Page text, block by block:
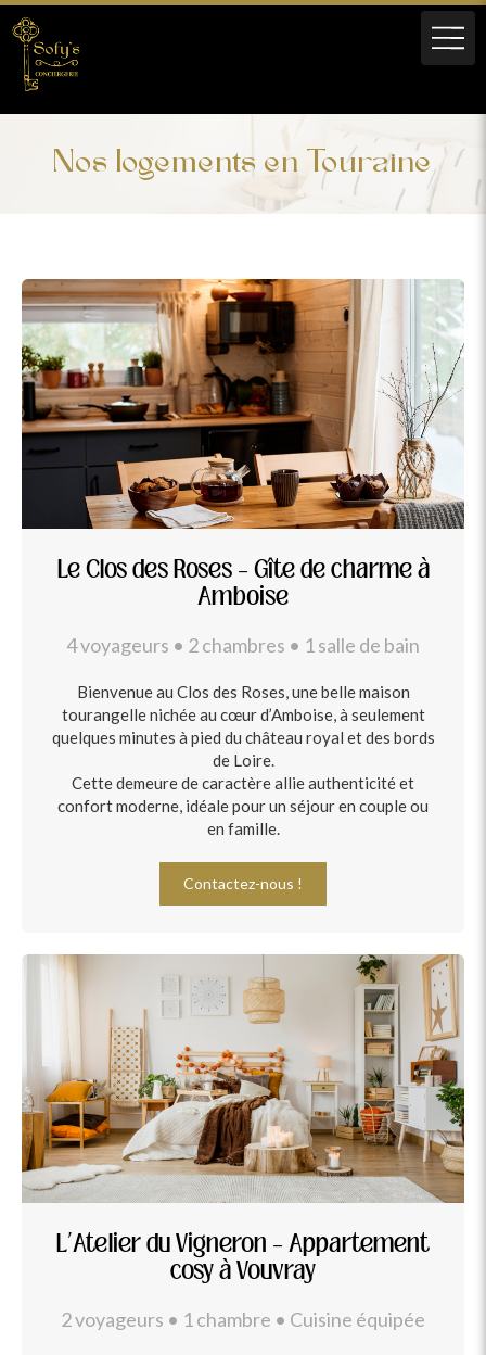
Nos logements en Touraine
Le Clos des Roses – Gîte de charme à
Amboise
4 voyageurs • 2 chambres • 1 salle de bain
Bienvenue au Clos des Roses, une belle maison
tourangelle nichée au cœur d’Amboise, à seulement
quelques minutes à pied du château royal et des bords
de Loire.
Cette demeure de caractère allie authenticité et
confort moderne, idéale pour un séjour en couple ou
en famille.
Contactez-nous !
L’Atelier du Vigneron – Appartement
cosy à Vouvray
2 voyageurs • 1 chambre • Cuisine équipée